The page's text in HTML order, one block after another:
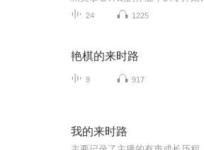
24 1225
艳棋的来时路
9 917
我的来时路